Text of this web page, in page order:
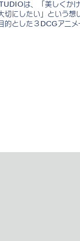
は、「美しくか
切にしたい」という想
的とした３DCGアニメ